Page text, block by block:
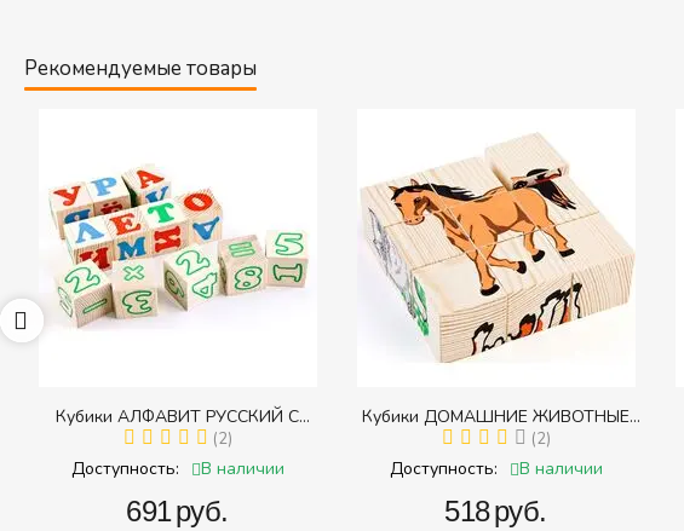
Рекомендуемые товары
Кубики АЛФАВИТ РУССКИЙ С
ЦИФРАМИ (Томик) (Набор кубиков с
буквами, цифрами, математическими
знаками действий)
(2)
Доступность: В наличии
‍691‍руб.
Кубики ДОМАШНИЕ ЖИВОТНЫЕ
(Томик) (Набор кубиков разрезных
(складных))
(2)
Доступность: В наличии
‍518‍руб.